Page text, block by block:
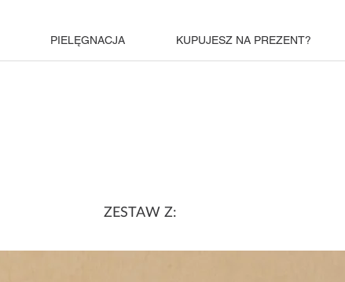
PIELĘGNACJA KUPUJESZ NA PREZENT?
ZESTAW Z: